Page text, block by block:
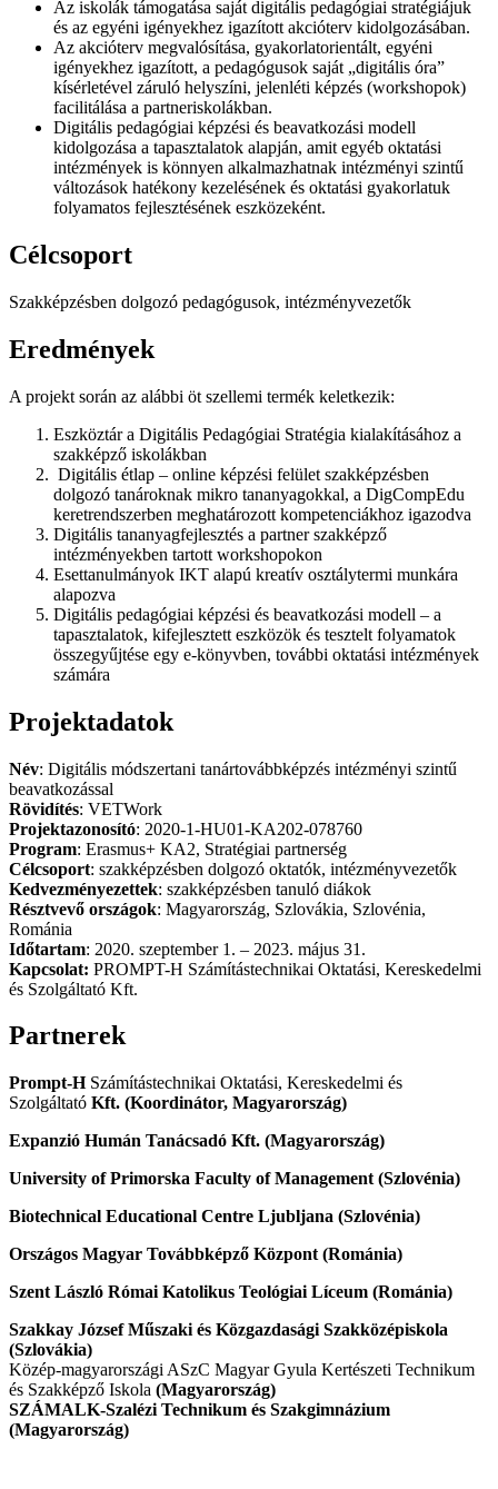
Az iskolák támogatása saját digitális pedagógiai stratégiájuk
és az egyéni igényekhez igazított akcióterv kidolgozásában.
Az akcióterv megvalósítása, gyakorlatorientált, egyéni
igényekhez igazított, a pedagógusok saját „digitális óra”
kísérletével záruló helyszíni, jelenléti képzés (workshopok)
facilitálása a partneriskolákban.
Digitális pedagógiai képzési és beavatkozási modell
kidolgozása a tapasztalatok alapján, amit egyéb oktatási
intézmények is könnyen alkalmazhatnak intézményi szintű
változások hatékony kezelésének és oktatási gyakorlatuk
folyamatos fejlesztésének eszközeként.
Célcsoport
Szakképzésben dolgozó pedagógusok, intézményvezetők
Eredmények
A projekt során az alábbi öt szellemi termék keletkezik:
Eszköztár a Digitális Pedagógiai Stratégia kialakításához a
szakképző iskolákban
Digitális étlap – online képzési felület szakképzésben
dolgozó tanároknak mikro tananyagokkal, a DigCompEdu
keretrendszerben meghatározott kompetenciákhoz igazodva
Digitális tananyagfejlesztés a partner szakképző
intézményekben tartott workshopokon
Esettanulmányok IKT alapú kreatív osztálytermi munkára
alapozva
Digitális pedagógiai képzési és beavatkozási modell – a
tapasztalatok, kifejlesztett eszközök és tesztelt folyamatok
összegyűjtése egy e-könyvben, további oktatási intézmények
számára
Projektadatok
Név: Digitális módszertani tanártovábbképzés intézményi szintű
beavatkozással
Rövidítés: VETWork
Projektazonosító: 2020-1-HU01-KA202-078760
Program: Erasmus+ KA2, Stratégiai partnerség
Célcsoport: szakképzésben dolgozó oktatók, intézményvezetők
Kedvezményezettek: szakképzésben tanuló diákok
Résztvevő országok: Magyarország, Szlovákia, Szlovénia,
Románia
Időtartam: 2020. szeptember 1. – 2023. május 31.
Kapcsolat: PROMPT-H Számítástechnikai Oktatási, Kereskedelmi
és Szolgáltató Kft.
Partnerek
Prompt-H Számítástechnikai Oktatási, Kereskedelmi és
Szolgáltató Kft. (Koordinátor, Magyarország)
Expanzió Humán Tanácsadó Kft. (Magyarország)
University of Primorska Faculty of Management (Szlovénia)
Biotechnical Educational Centre Ljubljana (Szlovénia)
Országos Magyar Továbbképző Központ (Románia)
Szent László Római Katolikus Teológiai Líceum (Románia)
Szakkay József Műszaki és Közgazdasági Szakközépiskola
(Szlovákia)
Közép-magyarországi ASzC Magyar Gyula Kertészeti Technikum
és Szakképző Iskola (Magyarország)
SZÁMALK-Szalézi Technikum és Szakgimnázium
(Magyarország)